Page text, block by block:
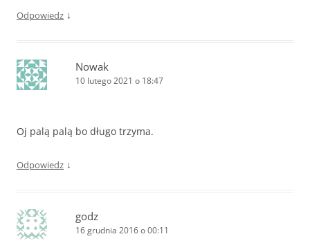
Odpowiedz ↓
Nowak
10 lutego 2021 o 18:47
Oj palą palą bo długo trzyma.
Odpowiedz ↓
godz
16 grudnia 2016 o 00:11